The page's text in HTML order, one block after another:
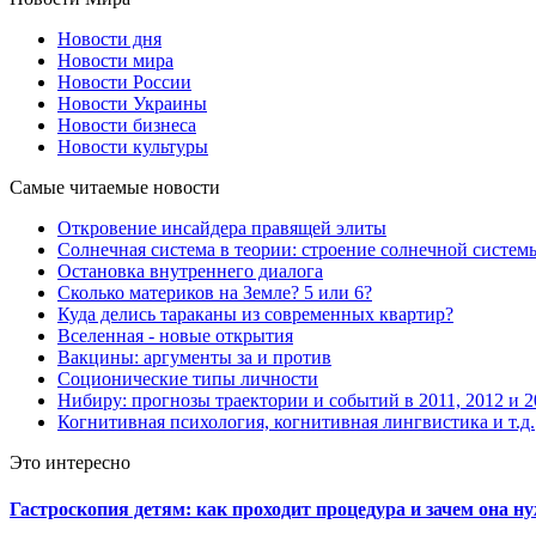
Новости дня
Новости мира
Новости России
Новости Украины
Новости бизнеса
Новости культуры
Самые читаемые новости
Откровение инсайдера правящей элиты
Солнечная система в теории: строение солнечной
Остановка внутреннего диалога
Сколько материков на Земле? 5 или 6?
Куда делись тараканы из современных квартир?
Вселенная - новые открытия
Вакцины: аргументы за и против
Соционические типы личности
Нибиру: прогнозы траектории и событий в 2011, 2012 и
Когнитивная психология, когнитивная лингвистика и т.д.
Это интересно
Гастроскопия детям: как проходит процедура и зачем она